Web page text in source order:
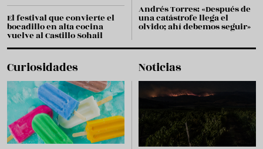
El festival que convierte el
bocadillo en alta cocina
vuelve al Castillo Sohail
Andrés Torres: «Después de
una catástrofe llega el
olvido; ahí debemos seguir»
Curiosidades Noticias